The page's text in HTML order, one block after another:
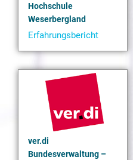
Hochschule
Weserbergland
Erfahrungsbericht
ver.di
Bundesverwaltung –